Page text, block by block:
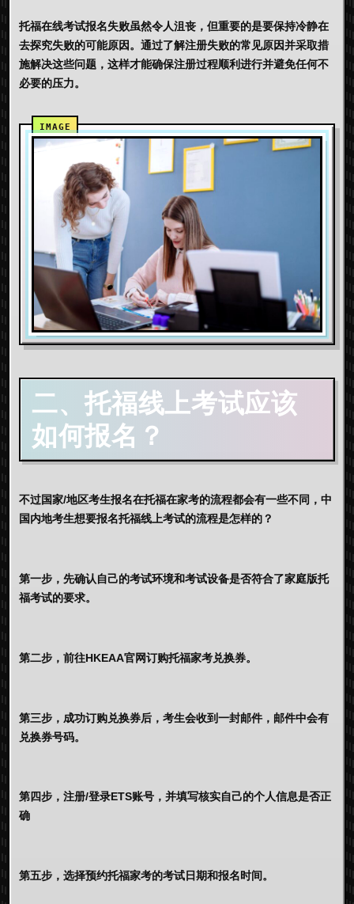
托福在线考试报名失败虽然令人沮丧，但重要的是要保持冷静在
去探究失败的可能原因。通过了解注册失败的常见原因并采取措
施解决这些问题，这样才能确保注册过程顺利进行并避免任何不
必要的压力。
二、托福线上考试应该
如何报名？
不过国家/地区考生报名在托福在家考的流程都会有一些不同，中
国内地考生想要报名托福线上考试的流程是怎样的？
第一步，先确认自己的考试环境和考试设备是否符合了家庭版托
福考试的要求。
第二步，前往HKEAA官网订购托福家考兑换券。
第三步，成功订购兑换券后，考生会收到一封邮件，邮件中会有
兑换券号码。
第四步，注册/登录ETS账号，并填写核实自己的个人信息是否正
确
第五步，选择预约托福家考的考试日期和报名时间。